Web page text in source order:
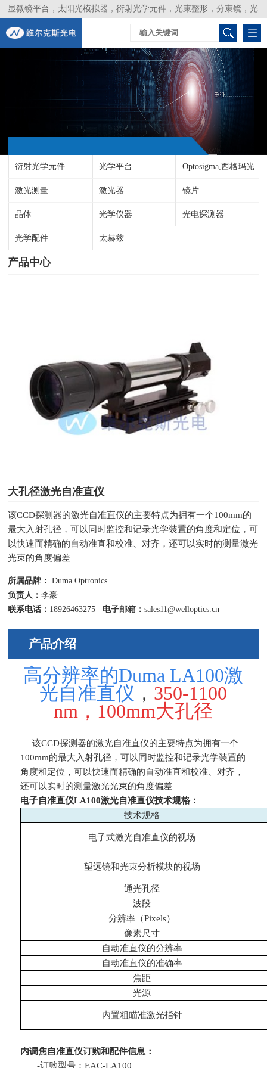
显微镜平台，太阳光模拟器，衍射光学元件，光束整形，分束镜，光
谱仪，生物激光器，光束分析仪，Layertec
衍射光学元件 光学平台 Optosigma,西格玛光
机
激光测量 激光器 镜片
晶体 光学仪器 光电探测器
光学配件 太赫兹
产品中心
大孔径激光自准直仪
该CCD探测器的激光自准直仪的主要特点为拥有一个100mm的
最大入射孔径，可以同时监控和记录光学装置的角度和定位，可
以快速而精确的自动准直和校准、对齐，还可以实时的测量激光
光束的角度偏差
所属品牌： Duma Optronics
负责人：李豪
联系电话： 18926463275 电子邮箱：sales11@welloptics.cn
产品介绍
高分辨率的Duma LA100激
光自准直仪 ， 350-1100
nm，100mm大孔径
该CCD探测器的激光自准直仪的主要特点为拥有一个
100mm的最大入射孔径，可以同时监控和记录光学装置的
角度和定位，可以快速而精确的自动准直和校准、对齐，
还可以实时的测量激光光束的角度偏差
电子自准直仪LA100激光自准直仪技术规格：
技术规格
电子式激光自准直仪的视场
望远镜和光束分析模块的视场
通光孔径
波段
分辨率（Pixels）
像素尺寸
自动准直仪的分辨率
自动准直仪的准确率
焦距
光源
内置粗瞄准激光指针
内调焦自准直仪订购和配件信息：
-订购型号：EAC-LA100